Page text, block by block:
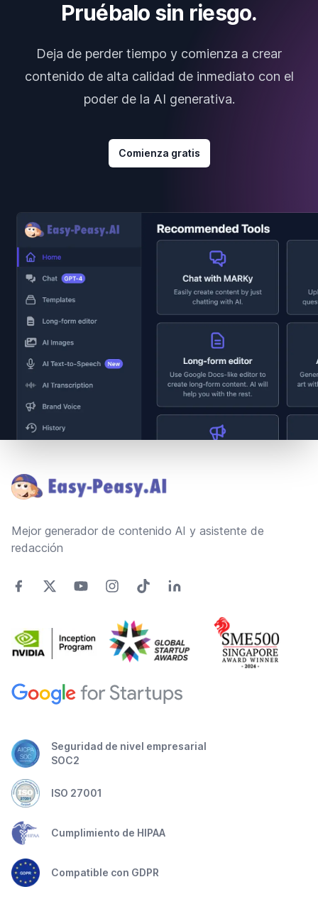
Pruébalo sin riesgo.
Deja de perder tiempo y comienza a crear
contenido de alta calidad de inmediato con el
poder de la AI generativa.
Comienza gratis
Mejor generador de contenido AI y asistente de
redacción
Seguridad de nivel empresarial
SOC2
ISO 27001
Cumplimiento de HIPAA
Compatible con GDPR